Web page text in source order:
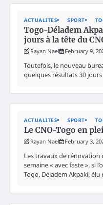
ACTUALITES SPORT
Togo-Déladem
jours à la tête du
Rayan Nael February 9,
Toutefois, le nouveau
quelques résultats 30
ACTUALITES SPORT
Le CNO-Togo en
Rayan Nael February 3,
Les travaux de
semaine « avec faste », si
Togo, Déladem Akpaki,